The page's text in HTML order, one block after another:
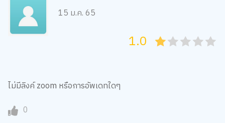
15 ม.ค. 65
45
4
35
3
25
2
15
1
05
1.0
ไม่มีลิงค์ zoom หรือการอัพเดทใดๆ
0